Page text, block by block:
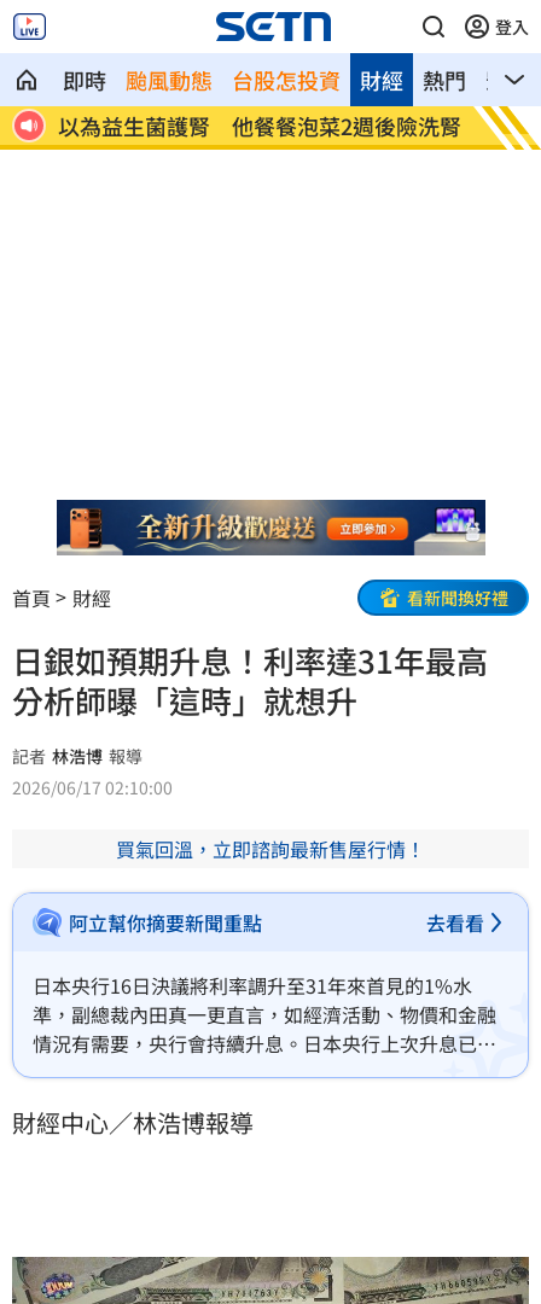
登入
即時 颱風動態 台股怎投資 熱門 影音
財經
險洗腎 白海豚暴風圈縮小！氣象署揭「降雨熱
區」
拋
首頁 財經 看新聞換好禮
日銀如預期升息！利率達31年最高
分析師曝「這時」就想升
記者 林浩博 報導
2026/06/17 02:10:00
買氣回溫，立即諮詢最新售屋行情！
阿立幫你摘要新聞重點 去看看
日本央行16日決議將利率調升至31年來首見的1%水
準，副總裁內田真一更直言，如經濟活動、物價和金融
情況有需要，央行會持續升息。日本央行上次升息已是
去年12月，但知名貨幣分析師Justin Low表示，其實央
膨衝擊，徹底打亂了央行原先的規劃。
財經中心／林浩博報導